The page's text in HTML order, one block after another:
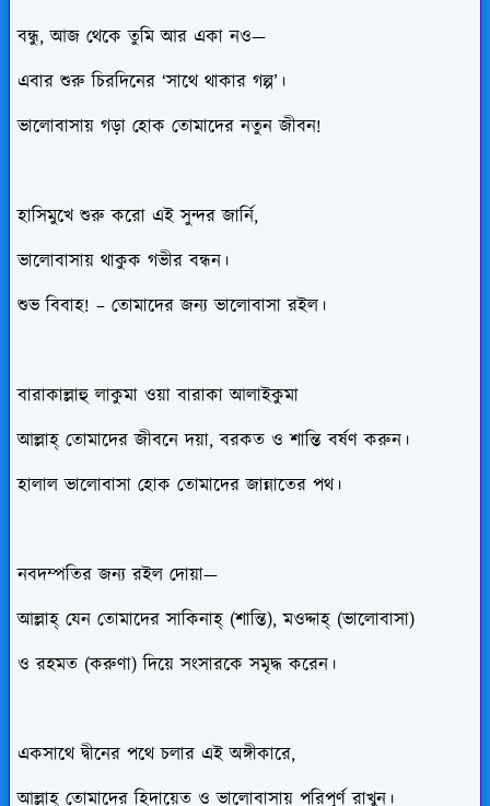
বন্ধু, আজ থেকে তুমি আর একা নও—
এবার শুরু চিরদিনের ‘সাথে থাকার গল্প’।
ভালোবাসায় গড়া হোক তোমাদের নতুন জীবন!
হাসিমুখে শুরু করো এই সুন্দর জার্নি,
ভালোবাসায় থাকুক গভীর বন্ধন।
শুভ বিবাহ! – তোমাদের জন্য ভালোবাসা রইল।
বারাকাল্লাহু লাকুমা ওয়া বারাকা আলাইকুমা
আল্লাহ্ তোমাদের জীবনে দয়া, বরকত ও শান্তি বর্ষণ করুন।
হালাল ভালোবাসা হোক তোমাদের জান্নাতের পথ।
নবদম্পতির জন্য রইল দোয়া—
আল্লাহ্ যেন তোমাদের সাকিনাহ্ (শান্তি), মওদ্দাহ্ (ভালোবাসা)
ও রহমত (করুণা) দিয়ে সংসারকে সমৃদ্ধ করেন।
একসাথে দ্বীনের পথে চলার এই অঙ্গীকারে,
আল্লাহ্ তোমাদের হিদায়েত ও ভালোবাসায় পরিপূর্ণ রাখুন।